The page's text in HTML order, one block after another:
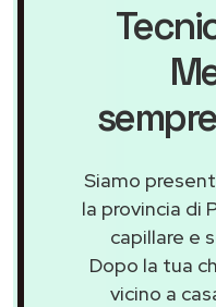
Siamo
la provincia di
capillare e
Dopo la tua
vicino a